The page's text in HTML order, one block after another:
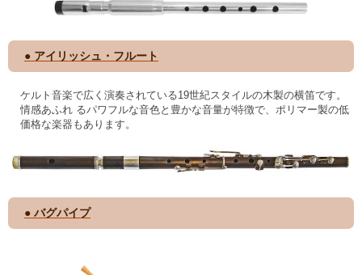
● アイリッシュ・フルート
ケルト音楽で広く演奏されている19世紀スタイルの木製の横笛です。
情感あふれ るパワフルな音色と豊かな音量が特徴で、ポリマー製の低
価格な楽器もあります。
● バグパイプ